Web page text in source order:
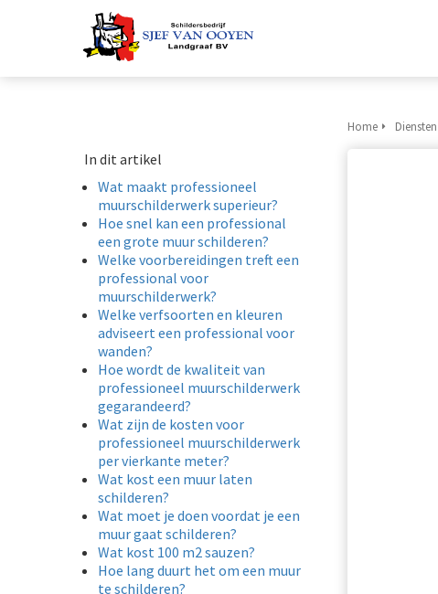
In dit artikel
Wat maakt professioneel
muurschilderwerk superieur?
Hoe snel kan een professional
een grote muur schilderen?
Welke voorbereidingen treft een
professional voor
muurschilderwerk?
Welke verfsoorten en kleuren
adviseert een professional voor
wanden?
Hoe wordt de kwaliteit van
professioneel muurschilderwerk
gegarandeerd?
Wat zijn de kosten voor
professioneel muurschilderwerk
per vierkante meter?
Wat kost een muur laten
schilderen?
Wat moet je doen voordat je een
muur gaat schilderen?
Wat kost 100 m2 sauzen?
Hoe lang duurt het om een muur
te schilderen?
Home Diensten